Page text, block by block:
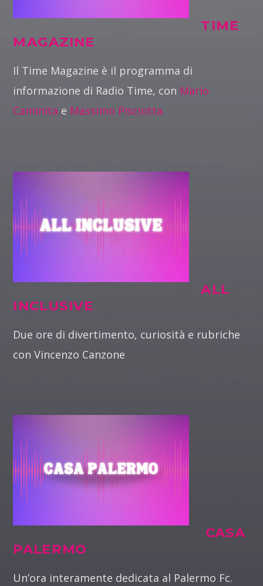
TIME
MAGAZINE
Il Time Magazine è il programma di
informazione di Radio Time, con Mario
Caminita e Massimo Pisciotta.
ALL
INCLUSIVE
Due ore di divertimento, curiosità e rubriche
con Vincenzo Canzone
CASA
PALERMO
Un’ora interamente dedicata al Palermo Fc.